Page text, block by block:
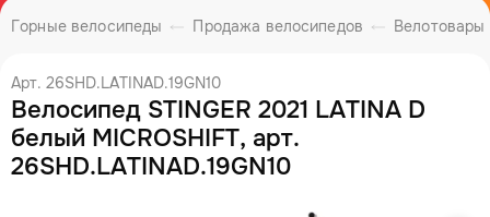
Велотовары
Продажа велосипедов
Горные велосипеды
Арт. 26SHD.LATINAD.19GN10
Велосипед STINGER 2021 LATINA D
белый MICROSHIFT, арт.
26SHD.LATINAD.19GN10